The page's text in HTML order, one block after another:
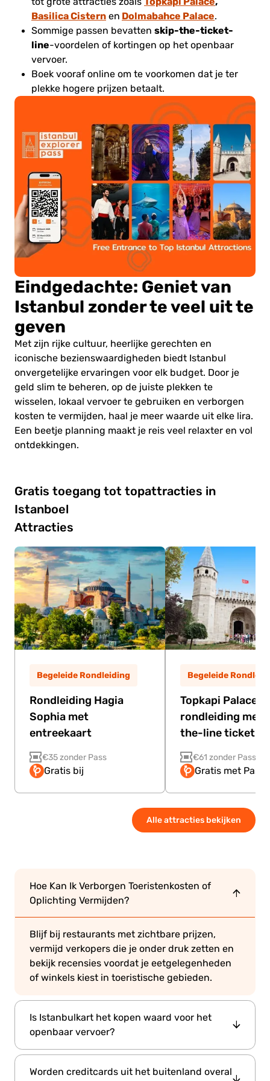
Basilica Cistern en Dolmabahce Palace.
Sommige passen bevatten skip-the-ticket-
line-voordelen of kortingen op het openbaar
vervoer.
Boek vooraf online om te voorkomen dat je ter
plekke hogere prijzen betaalt.
Eindgedachte: Geniet van
Istanbul zonder te veel uit te
geven
Met zijn rijke cultuur, heerlijke gerechten en
iconische bezienswaardigheden biedt Istanbul
onvergetelijke ervaringen voor elk budget. Door je
geld slim te beheren, op de juiste plekken te
wisselen, lokaal vervoer te gebruiken en verborgen
kosten te vermijden, haal je meer waarde uit elke lira.
Een beetje planning maakt je reis veel relaxter en vol
ontdekkingen.
Gratis toegang tot topattracties in
Istanboel
Attracties
Begeleide Rondleiding
Rondleiding Hagia
Sophia met
entreekaart
€35 zonder Pass
Gratis bij
Begeleide
Topkapi Palace
rondleiding met
the-line ticket
€61 zonder Pass
Gratis met Pass
Alle attracties bekijken
Hoe Kan Ik Verborgen Toeristenkosten of
Oplichting Vermijden?
Blijf bij restaurants met zichtbare prijzen,
vermijd verkopers die je onder druk zetten en
bekijk recensies voordat je eetgelegenheden
of winkels kiest in toeristische gebieden.
Is Istanbulkart het kopen waard voor het
openbaar vervoer?
Absoluut. Istanbulkart is de meest voordelige
Worden creditcards uit het buitenland overal